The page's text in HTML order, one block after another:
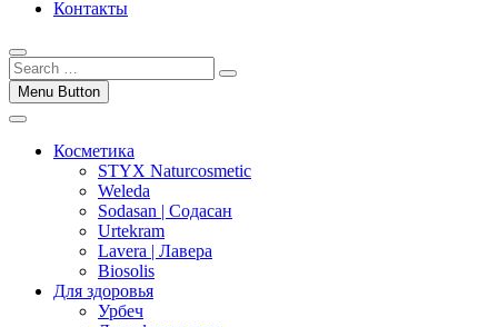
Контакты
Menu Button
Косметика
STYX Naturcosmetic
Weleda
Sodasan | Содасан
Urtekram
Lavera | Лавера
Biosolis
Для здоровья
Урбеч